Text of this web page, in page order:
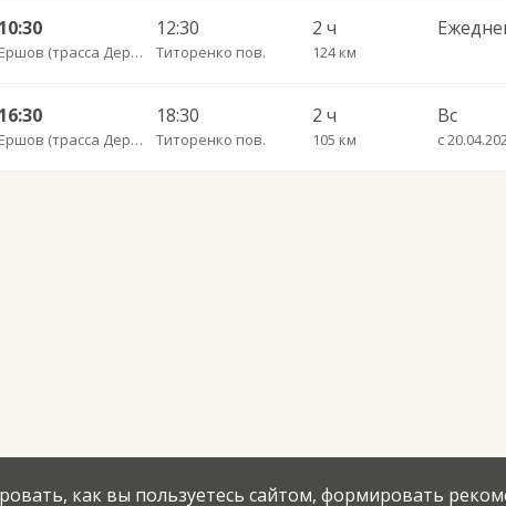
10:30
Ершов (трасса Дергачи-Озинки)
12:30
Титоренко пов.
2 ч
124 км
16:30
Ершов (трасса Дергачи-Озинки)
18:30
Титоренко пов.
2 ч
105 км
Вс
с
как вы пользуетесь сайтом, формировать